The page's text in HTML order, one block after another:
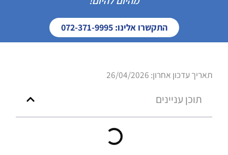
התקשרו אלינו: 072-371-9995
תאריך עדכון אחרון: 26/04/2026
תוכן עניינים